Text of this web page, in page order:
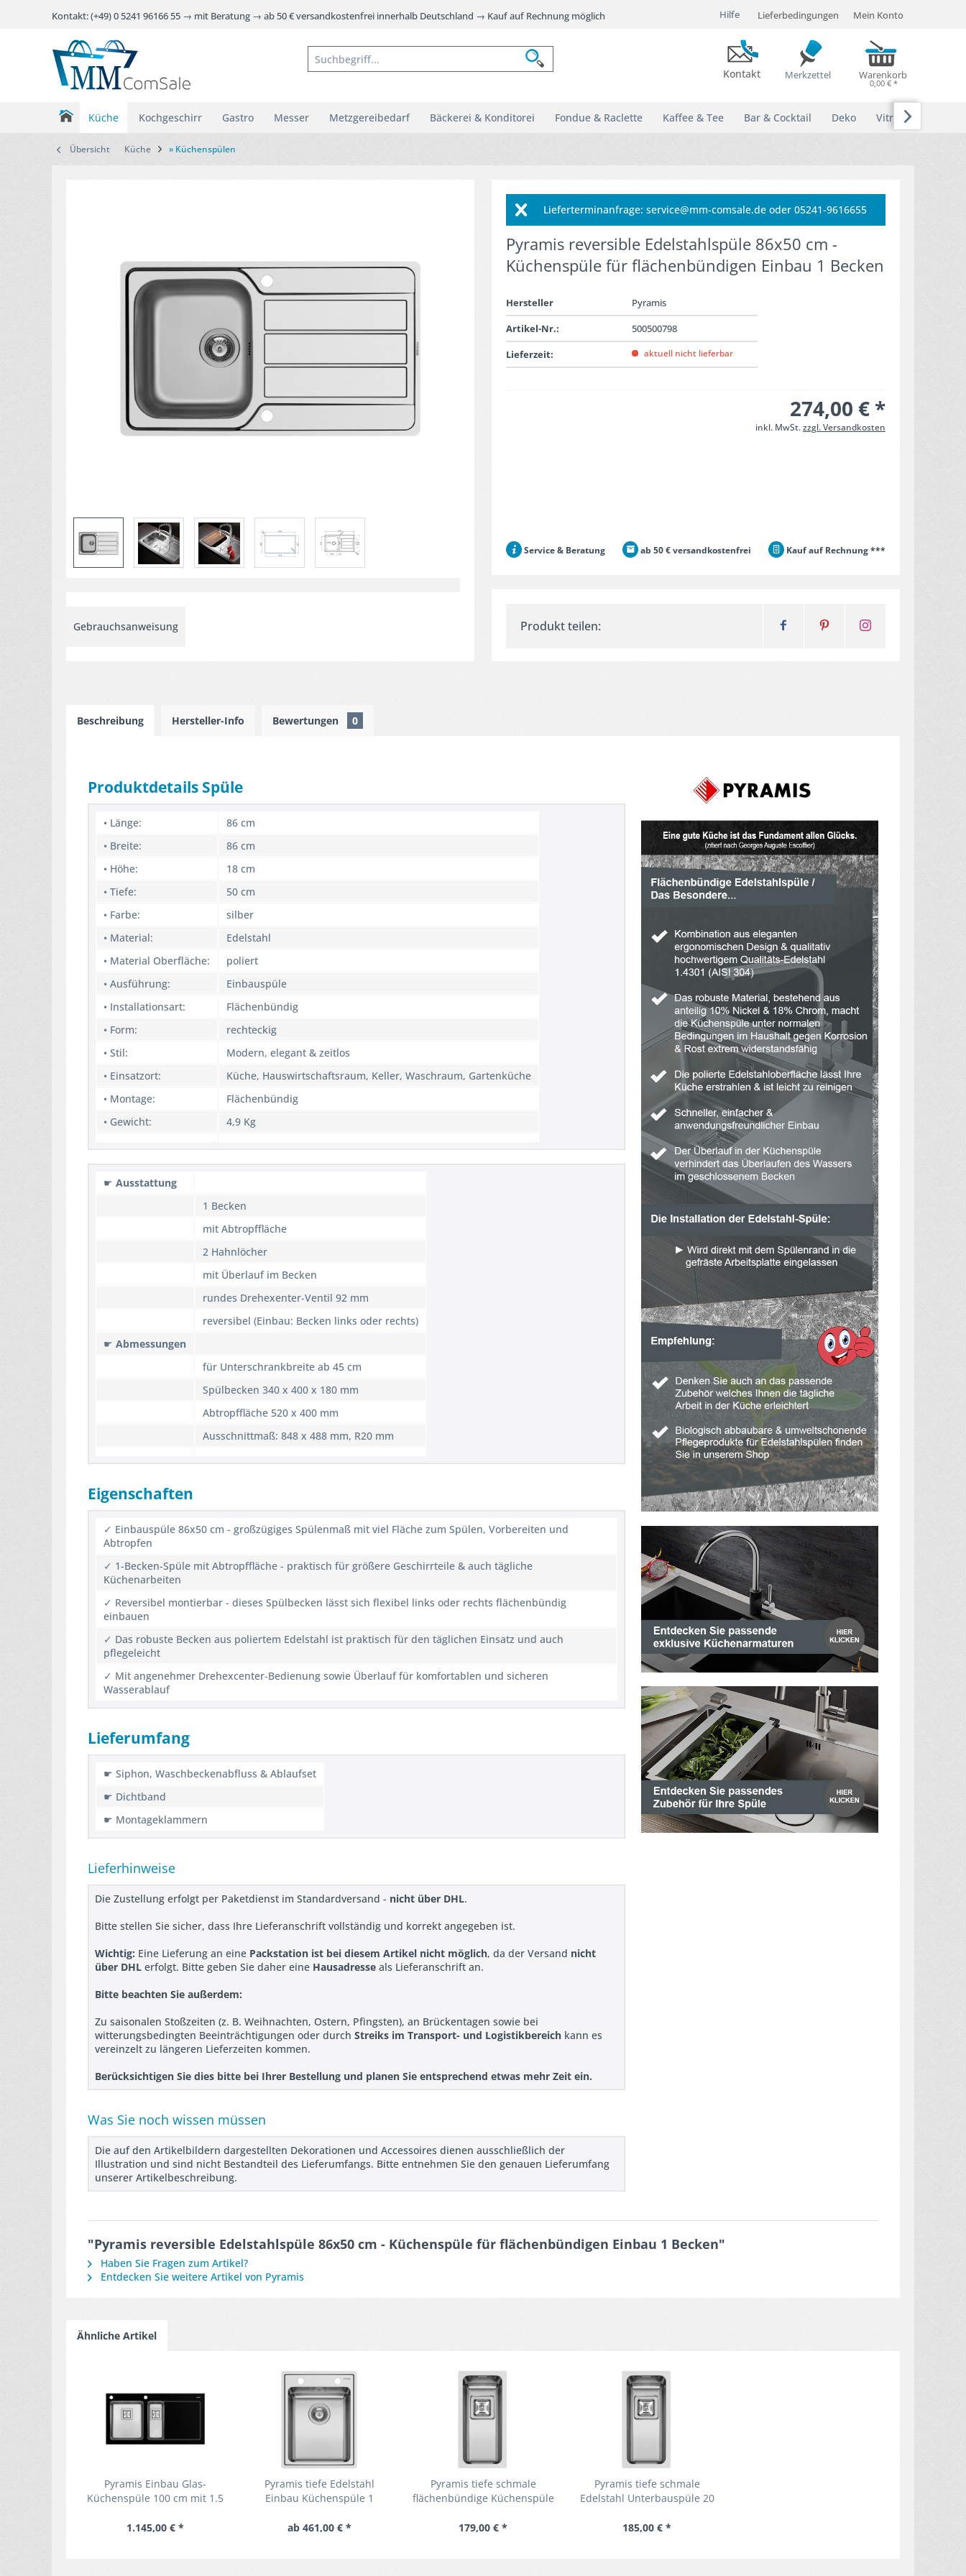
Hilfe Lieferbedingungen
Kontakt: (+49) 0 5241 96166 55 → mit Beratung → ab 50 € versandkostenfrei innerhalb Deutschland → Kauf auf Rechnung möglich
Kontakt Merkzettel
Mein Konto
Warenkorb
0,00 € *
Küche Kochgeschirr Gastro Messer Metzgereibedarf Bäckerei & Konditorei Fondue & Raclette Kaffee & Tee Bar & Cocktail Deko Vitrinen

Übersicht Küche » Küchenspülen
Gebrauchsanweisung
Lieferterminanfrage: service@mm-comsale.de oder 05241-9616655
Pyramis reversible Edelstahlspüle 86x50 cm -
Küchenspüle für flächenbündigen Einbau 1 Becken
Hersteller
Pyramis
Artikel-Nr.:
500500798
Lieferzeit:
aktuell nicht lieferbar
274,00 € *
inkl. MwSt.zzgl. Versandkosten
Service & Beratung ab 50 € versandkostenfrei Kauf auf Rechnung ***
Produkt teilen:
Beschreibung Hersteller-Info Bewertungen 0
Produktdetails Spüle
• Länge:
86 cm
• Breite:
86 cm
• Höhe:
18 cm
• Tiefe:
50 cm
• Farbe:
silber
• Material:
Edelstahl
• Material Oberfläche:
poliert
• Ausführung:
Einbauspüle
• Installationsart:
Flächenbündig
• Form:
rechteckig
• Stil:
Modern, elegant & zeitlos
• Einsatzort:
Küche, Hauswirtschaftsraum, Keller, Waschraum, Gartenküche
• Montage:
Flächenbündig
• Gewicht:
4,9 Kg
☛ Ausstattung
1 Becken
mit Abtropffläche
2 Hahnlöcher
mit Überlauf im Becken
rundes Drehexenter-Ventil 92 mm
reversibel (Einbau: Becken links oder rechts)
☛ Abmessungen
für Unterschrankbreite ab 45 cm
Spülbecken 340 x 400 x 180 mm
Abtropffläche 520 x 400 mm
Ausschnittmaß: 848 x 488 mm, R20 mm
Eigenschaften
✓ Einbauspüle 86x50 cm - großzügiges Spülenmaß mit viel Fläche zum Spülen, Vorbereiten und
Abtropfen
✓ 1-Becken-Spüle mit Abtropffläche - praktisch für größere Geschirrteile & auch tägliche
Küchenarbeiten
✓ Reversibel montierbar - dieses Spülbecken lässt sich flexibel links oder rechts flächenbündig
einbauen
✓ Das robuste Becken aus poliertem Edelstahl ist praktisch für den täglichen Einsatz und auch
pflegeleicht
✓ Mit angenehmer Drehexcenter-Bedienung sowie Überlauf für komfortablen und sicheren
Wasserablauf
Lieferumfang
☛ Siphon, Waschbeckenabfluss & Ablaufset
☛ Dichtband
☛ Montageklammern
Lieferhinweise
Die Zustellung erfolgt per Paketdienst im Standardversand - nicht über DHL.
Bitte stellen Sie sicher, dass Ihre Lieferanschrift vollständig und korrekt angegeben ist.
Wichtig: Eine Lieferung an eine Packstation ist bei diesem Artikel nicht möglich, da der Versand nicht
über DHL erfolgt. Bitte geben Sie daher eine Hausadresse als Lieferanschrift an.
Bitte beachten Sie außerdem:
Zu saisonalen Stoßzeiten (z. B. Weihnachten, Ostern, Pfingsten), an Brückentagen sowie bei
witterungsbedingten Beeinträchtigungen oder durch Streiks im Transport- und Logistikbereich kann es
vereinzelt zu längeren Lieferzeiten kommen.
Berücksichtigen Sie dies bitte bei Ihrer Bestellung und planen Sie entsprechend etwas mehr Zeit ein.
Was Sie noch wissen müssen
Die auf den Artikelbildern dargestellten Dekorationen und Accessoires dienen ausschließlich der
Illustration und sind nicht Bestandteil des Lieferumfangs. Bitte entnehmen Sie den genauen Lieferumfang
unserer Artikelbeschreibung.
"Pyramis reversible Edelstahlspüle 86x50 cm - Küchenspüle für flächenbündigen Einbau 1 Becken"
Haben Sie Fragen zum Artikel?
Entdecken Sie weitere Artikel von Pyramis
Ähnliche Artikel
Pyramis Einbau Glas-
Küchenspüle 100 cm mit 1.5
1.145,00 € *
Pyramis tiefe Edelstahl
Einbau Küchenspüle 1
ab 461,00 € *
Pyramis tiefe schmale
flächenbündige Küchenspüle
179,00 € *
Pyramis tiefe schmale
Edelstahl Unterbauspüle 20
185,00 € *